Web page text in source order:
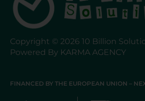
Copyright © 2026 10 Billion
Powered By KARMA AGENCY
FINANCED BY THE EUROPEAN UNION –